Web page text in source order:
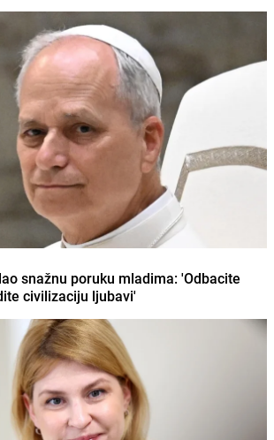
snažnu poruku mladima: 'Odbacite
civilizaciju ljubavi'